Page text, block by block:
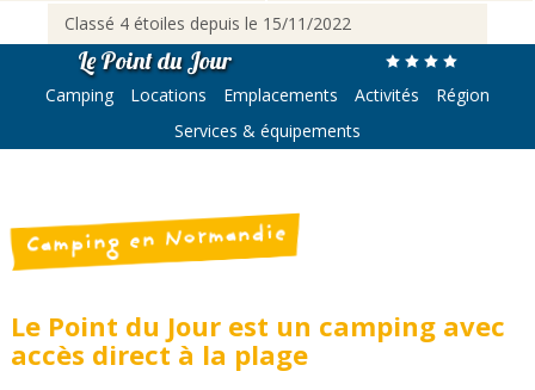
Classé 4 étoiles depuis le 15/11/2022
Le Point du Jour
Camping Locations Emplacements Activités
Région
Services & équipements
Camping en Normandie
Le Point du Jour est un camping avec
accès direct à la plage